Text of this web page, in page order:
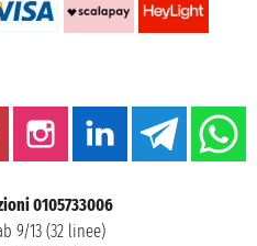
0105733006
9/13 (32 linee)